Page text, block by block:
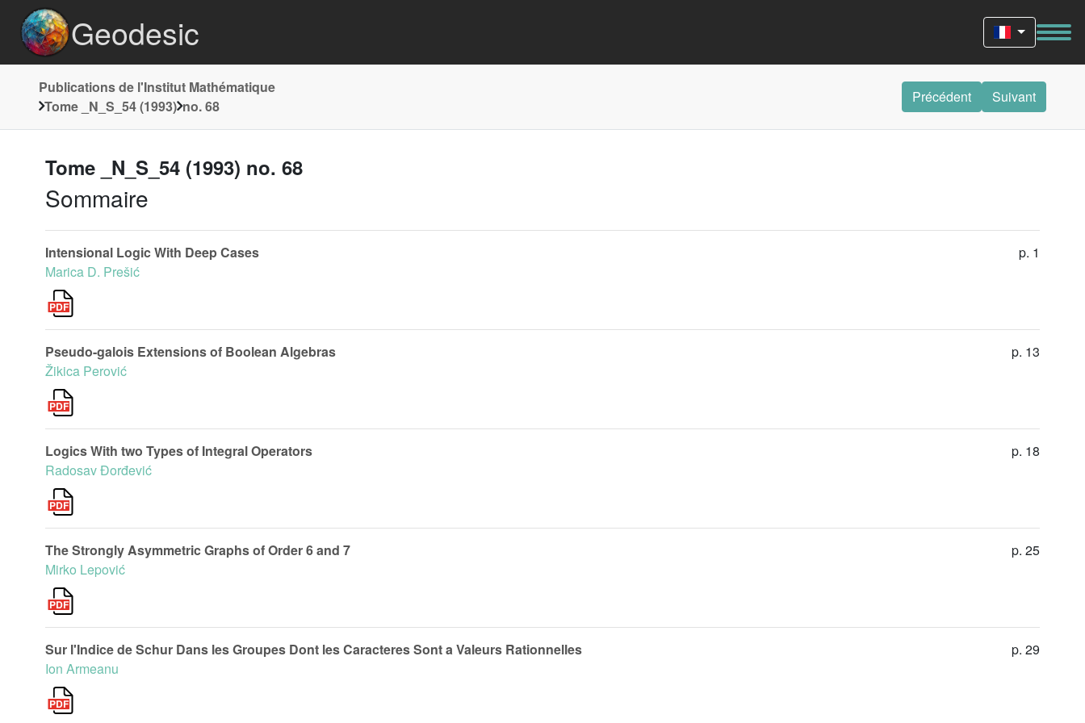
Geodesic
Publications de l'Institut Mathématique
Tome _N_S_54 (1993) no. 68
Précédent Suivant
Tome _N_S_54 (1993) no. 68
Sommaire
Intensional Logic With Deep Cases
Marica D. Prešić
p. 1
Pseudo-galois Extensions of Boolean Algebras
Žikica Perović
p. 13
Logics With two Types of Integral Operators
Radosav Đorđević
p. 18
The Strongly Asymmetric Graphs of Order 6 and 7
Mirko Lepović
p. 25
Sur l'Indice de Schur Dans les Groupes Dont les Caracteres Sont a Valeurs Rationnelles
Ion Armeanu
p. 29